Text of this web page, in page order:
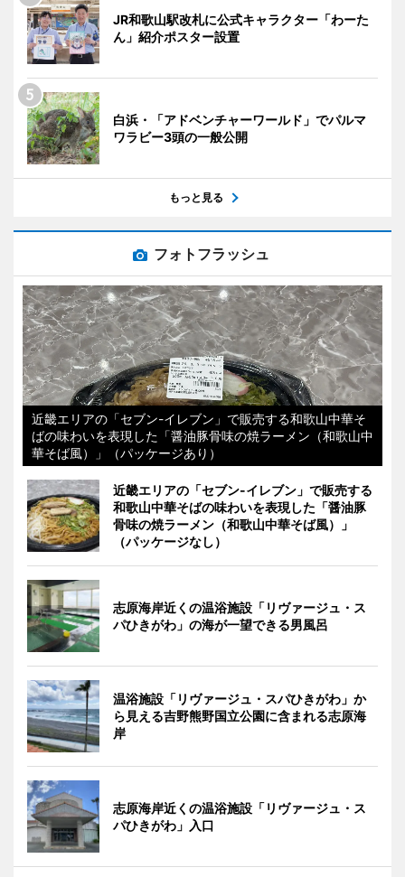
JR和歌山駅改札に公式キャラクター「わーた
ん」紹介ポスター設置
白浜・「アドベンチャーワールド」でパルマ
ワラビー3頭の一般公開
もっと見る
フォトフラッシュ
近畿エリアの「セブン-イレブン」で販売する和歌山中華そ
ばの味わいを表現した「醤油豚骨味の焼ラーメン（和歌山中
華そば風）」（パッケージあり）
近畿エリアの「セブン-イレブン」で販売する
和歌山中華そばの味わいを表現した「醤油豚
骨味の焼ラーメン（和歌山中華そば風）」
（パッケージなし）
志原海岸近くの温浴施設「リヴァージュ・ス
パひきがわ」の海が一望できる男風呂
温浴施設「リヴァージュ・スパひきがわ」か
ら見える吉野熊野国立公園に含まれる志原海
岸
志原海岸近くの温浴施設「リヴァージュ・ス
パひきがわ」入口